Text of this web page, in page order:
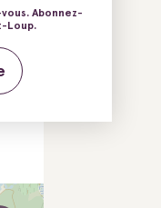
Abonnez-
Loup.